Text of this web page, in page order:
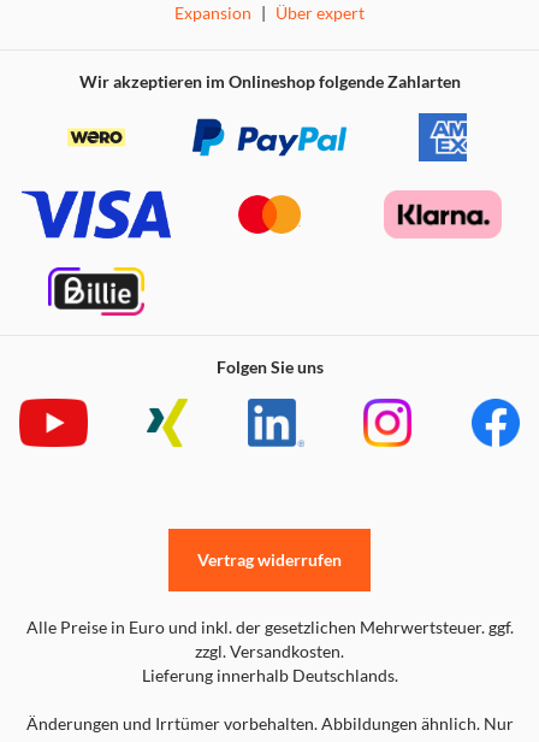
Expansion | Über expert
Wir akzeptieren im Onlineshop folgende Zahlarten
Folgen Sie uns
Alle Preise in Euro und inkl. der gesetzlichen Mehrwertsteuer. ggf.
zzgl. Versandkosten.
Lieferung innerhalb Deutschlands.
Änderungen und Irrtümer vorbehalten. Abbildungen ähnlich. Nur
Vertrag widerrufen